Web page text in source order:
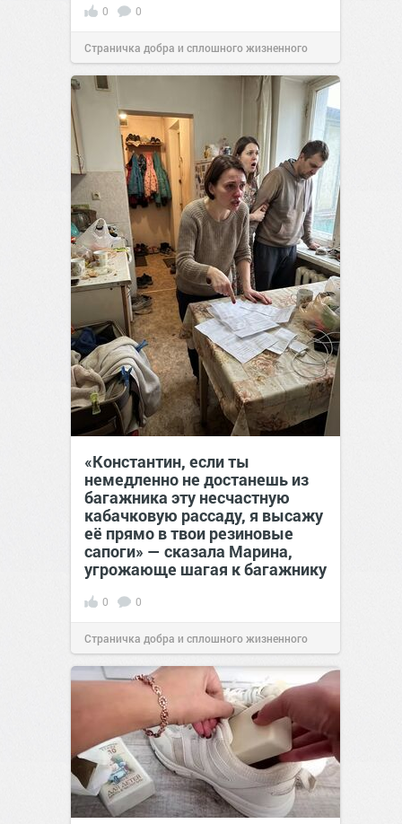
0 0
Страничка добра и сплошного жизненного
позитива!15:38Сегодня
«Константин, если ты
немедленно не достанешь из
багажника эту несчастную
кабачковую рассаду, я высажу
её прямо в твои резиновые
сапоги» — сказала Марина,
угрожающе шагая к багажнику
0 0
Страничка добра и сплошного жизненного
позитива!00:28Сегодня